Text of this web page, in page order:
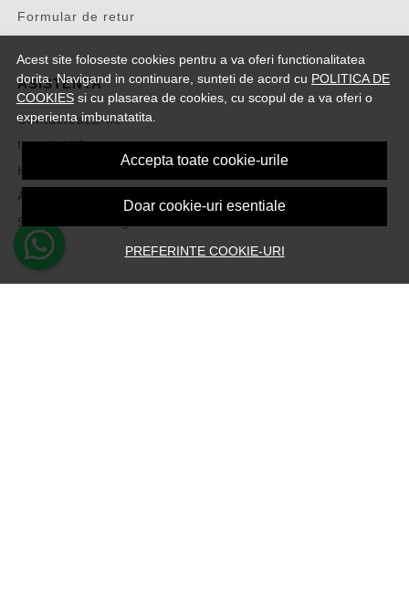
Acest site foloseste cookies pentru a va oferi functionalitatea
dorita. Navigand in continuare, sunteti de acord cu POLITICA DE
COOKIES si cu plasarea de cookies, cu scopul de a va oferi o
experienta imbunatatita.
Accepta toate cookie-urile
Doar cookie-uri esentiale
PREFERINTE COOKIE-URI
Formular de retur
ASISTENTA
Contacteaza-ne
Intrebari frecvente
Harta site
ANPC
Solutionarea litigiilor